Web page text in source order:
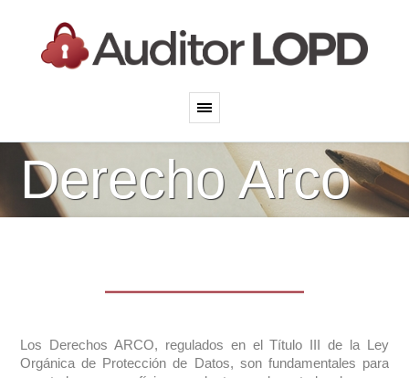
Derecho Arco
Los Derechos ARCO, regulados en el Título III de la Ley
Orgánica de Protección de Datos, son fundamentales para